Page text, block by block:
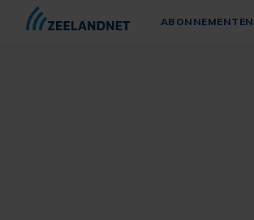
ABONNEMENTEN